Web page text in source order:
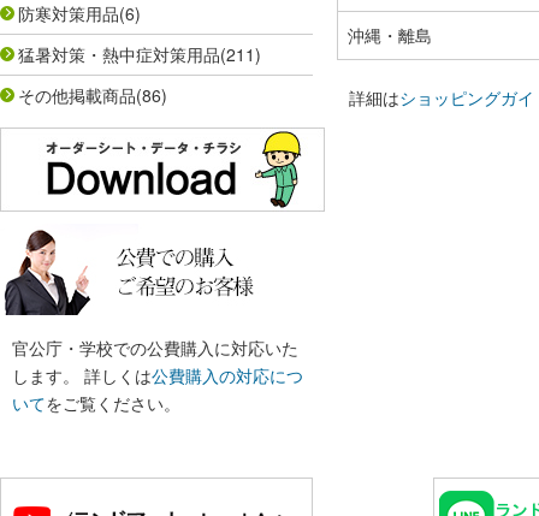
防寒対策用品(6)
猛暑対策・熱中症対策用品(211)
その他掲載商品(86)
官公庁・学校での公費購入に対応いた
します。 詳しくは公費購入の対応につ
いてをご覧ください。
沖縄・離島
詳細はショッピングガイ